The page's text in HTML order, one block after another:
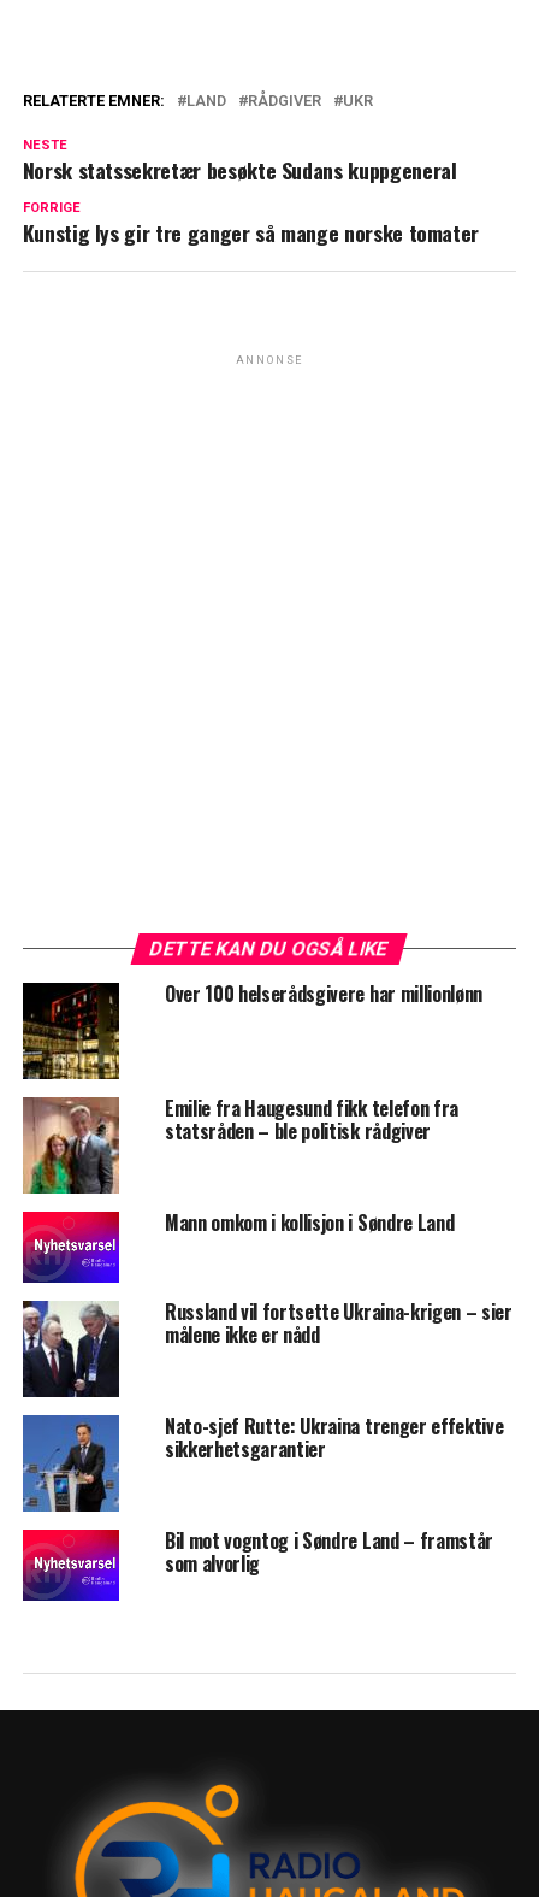
RELATERTE EMNER: LAND RÅDGIVER UKR
NESTE
Norsk statssekretær besøkte Sudans kuppgeneral
FORRIGE
Kunstig lys gir tre ganger så mange norske tomater
ANNONSE
DETTE KAN DU OGSÅ LIKE
Over 100 helserådsgivere har millionlønn
Emilie fra Haugesund fikk telefon fra
statsråden – ble politisk rådgiver
Mann omkom i kollisjon i Søndre Land
Russland vil fortsette Ukraina-krigen – sier
målene ikke er nådd
Nato-sjef Rutte: Ukraina trenger effektive
sikkerhetsgarantier
Bil mot vogntog i Søndre Land – framstår
som alvorlig